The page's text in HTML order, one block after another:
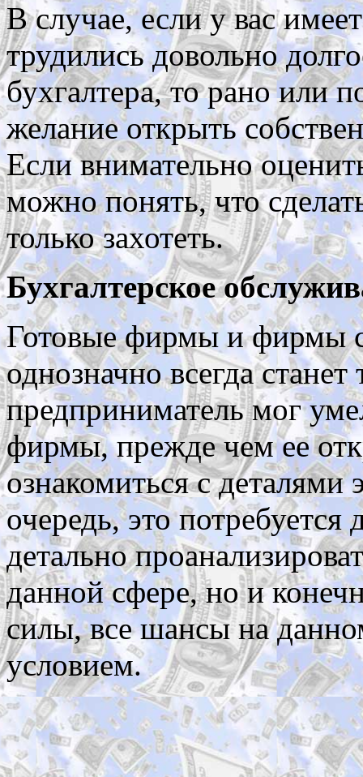
В случае, если у вас
трудились довольно
бухгалтера, то рано или
желание открыть
Если внимательно
можно понять, что
только захотеть.
Бухгалтерское
Готовые фирмы и фирмы
однозначно всегда
предприниматель мог
фирмы, прежде чем ее
ознакомиться с
очередь, это
детально
данной сфере, но и
силы, все шансы на
условием.